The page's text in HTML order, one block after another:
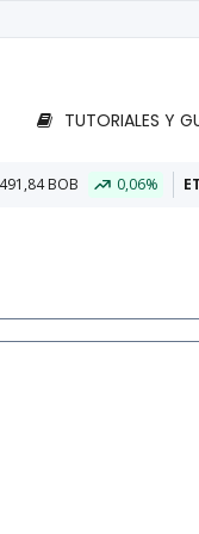
TUTORIALES Y
ETH 22.806,06 BOB